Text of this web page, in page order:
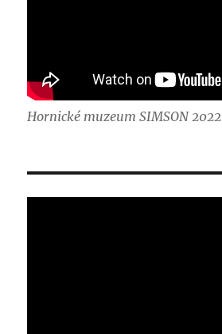
Hornické muzeum SIMSON 2022